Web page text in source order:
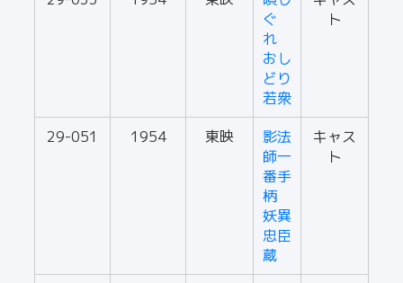
ぐ
れ
おし
どり
若衆
ト
29-051 1954 東映
影法
師一
番手
柄
妖異
忠臣
蔵
キャス
ト